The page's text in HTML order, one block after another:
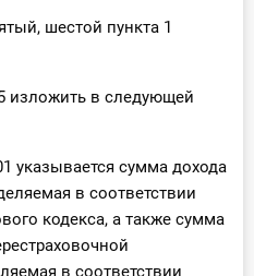
шестой пункта 1
изложить в следующей
указывается сумма дохода
в соответствии
кодекса, а также сумма
в соответствии